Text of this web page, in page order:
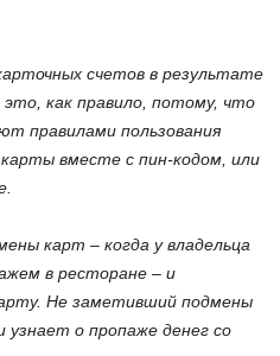
счетов в результате
как правило, потому, что
правилами пользования
вместе с пин-кодом, или
карт – когда у владельца
в ресторане – и
Не заметивший подмены
о пропаже денег со